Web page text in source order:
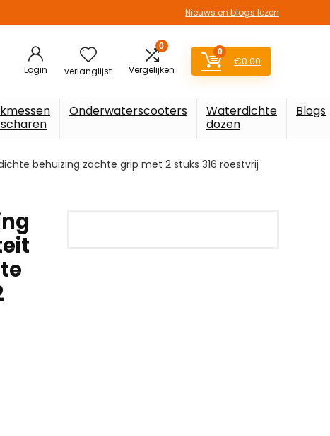
Nieuws en blogs lezen
Login verlanglijst
0
Vergelijken
0
€0.00
Onderwaterscooters
Waterdichte
dozen
Blogs
behuizing zachte grip met 2 stuks 316 roestvrij